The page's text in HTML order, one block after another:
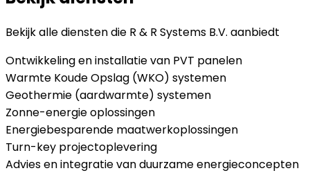
Bekijk alle diensten die R & R Systems B.V. aanbiedt
Ontwikkeling en installatie van PVT panelen
Warmte Koude Opslag (WKO) systemen
Geothermie (aardwarmte) systemen
Zonne-energie oplossingen
Energiebesparende maatwerkoplossingen
Turn-key projectoplevering
Advies en integratie van duurzame energieconcepten